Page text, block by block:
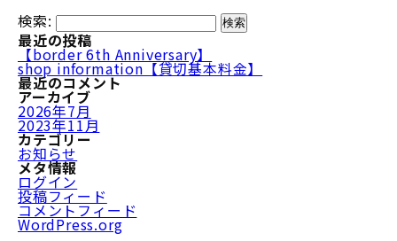
検索:
最近の投稿
【border 6th Anniversary】
shop information【貸切基本料金】
最近のコメント
アーカイブ
2026年7月
2023年11月
カテゴリー
お知らせ
メタ情報
ログイン
投稿フィード
コメントフィード
WordPress.org